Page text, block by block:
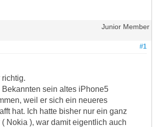
Junior Member
#1
richtig.
Bekannten sein altes iPhone5
weil er sich ein neueres
hat. Ich hatte bisher nur ein ganz
Nokia ), war damit eigentlich auch